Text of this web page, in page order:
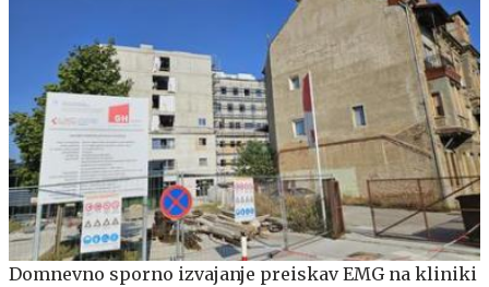
Domnevno sporno izvajanje preiskav EMG na kliniki